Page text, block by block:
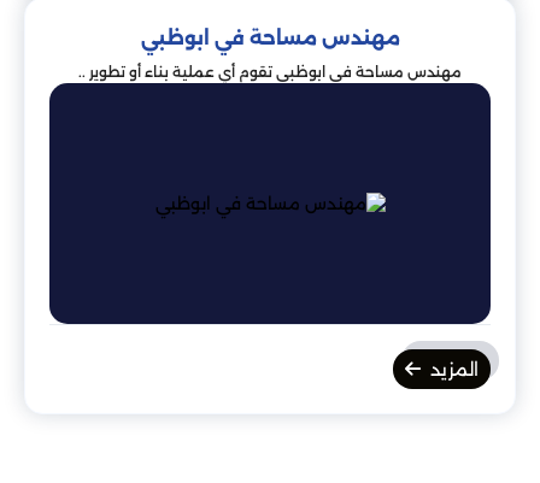
مهندس مساحة في ابوظبي
مهندس مساحة في ابوظبي تقوم أي عملية بناء أو تطوير ..
المزيد